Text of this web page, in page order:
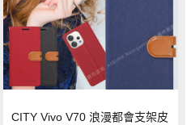
CITY Vivo V70 浪漫都會支架皮